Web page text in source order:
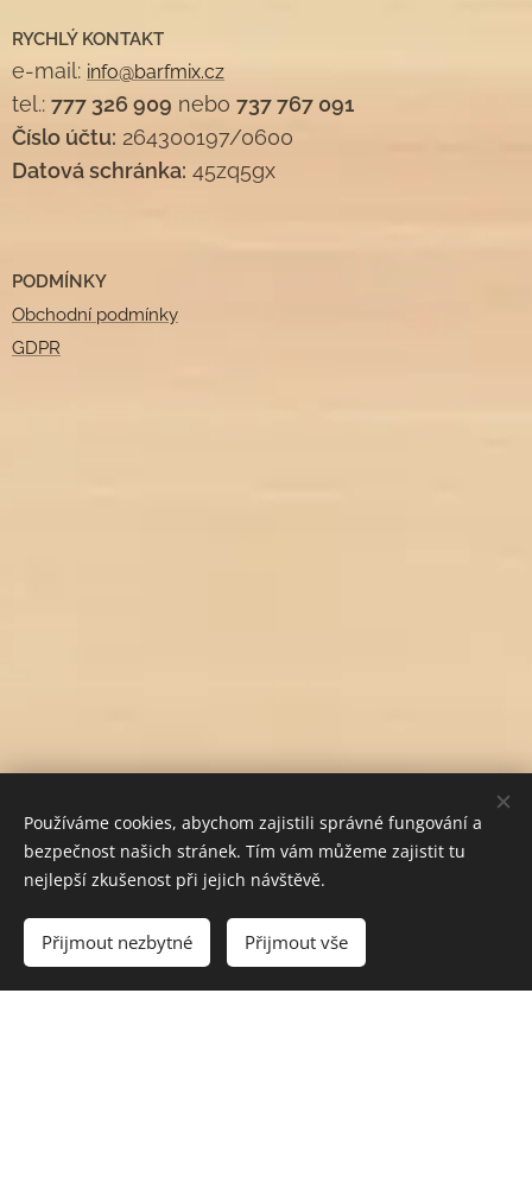
Vyprodáno
RYCHLÝ KONTAKT
e-mail: info@barfmix.cz
tel.: 777 326 909 nebo 737 767 091
Číslo účtu: 264300197/0600
Datová schránka: 45zq5gx
PODMÍNKY
Obchodní podmínky
GDPR
Používáme cookies, abychom zajistili správné fungování a
bezpečnost našich stránek. Tím vám můžeme zajistit tu
nejlepší zkušenost při jejich návštěvě.
Přijmout nezbytné Přijmout vše